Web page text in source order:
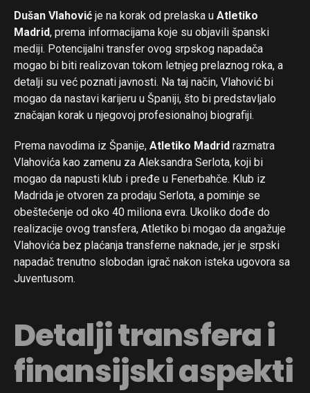
Dušan Vlahović je na korak od prelaska u Atletiko
Madrid, prema informacijama koje su objavili španski
mediji. Potencijalni transfer ovog srpskog napadača
mogao bi biti realizovan tokom letnjeg prelaznog roka, a
detalji su već poznati javnosti. Na taj način, Vlahović bi
mogao da nastavi karijeru u Španiji, što bi predstavljalo
značajan korak u njegovoj profesionalnoj biografiji.
Prema navodima iz Španije, Atletiko Madrid razmatra
Vlahovića kao zamenu za Aleksandra Serlota, koji bi
mogao da napusti klub i pređe u Fenerbahče. Klub iz
Madrida je otvoren za prodaju Serlota, a pominje se
obeštećenje od oko 40 miliona evra. Ukoliko dođe do
realizacije ovog transfera, Atletiko bi mogao da angažuje
Vlahovića bez plaćanja transferne naknade, jer je srpski
napadač trenutno slobodan igrač nakon isteka ugovora sa
Juventusom.
Detalji transfera i
finansijski aspekti